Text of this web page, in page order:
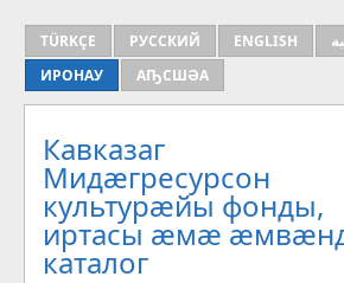
TÜRKÇE РУССКИЙ ENGLISH
ИРОНАУ
АҦСШӘА
Кавказаг
Мидæгресурсон
культурæйы фонды,
иртасы æмæ
каталог